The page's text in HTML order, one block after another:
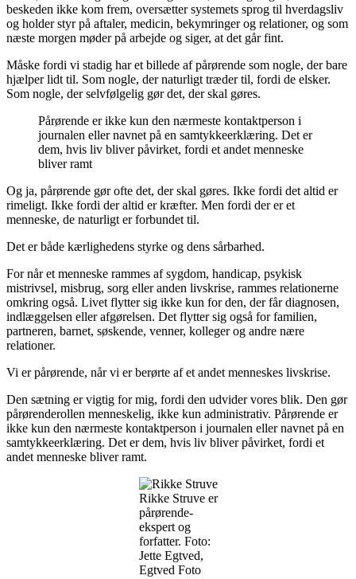
beskeden ikke kom frem, oversætter systemets sprog til hverdagsliv
og holder styr på aftaler, medicin, bekymringer og relationer, og som
næste morgen møder på arbejde og siger, at det går fint.
Måske fordi vi stadig har et billede af pårørende som nogle, der bare
hjælper lidt til. Som nogle, der naturligt træder til, fordi de elsker.
Som nogle, der selvfølgelig gør det, der skal gøres.
Pårørende er ikke kun den nærmeste kontaktperson i
journalen eller navnet på en samtykkeerklæring. Det er
dem, hvis liv bliver påvirket, fordi et andet menneske
bliver ramt
Og ja, pårørende gør ofte det, der skal gøres. Ikke fordi det altid er
rimeligt. Ikke fordi der altid er kræfter. Men fordi der er et
menneske, de naturligt er forbundet til.
Det er både kærlighedens styrke og dens sårbarhed.
For når et menneske rammes af sygdom, handicap, psykisk
mistrivsel, misbrug, sorg eller anden livskrise, rammes relationerne
omkring også. Livet flytter sig ikke kun for den, der får diagnosen,
indlæggelsen eller afgørelsen. Det flytter sig også for familien,
partneren, barnet, søskende, venner, kolleger og andre nære
relationer.
Vi er pårørende, når vi er berørte af et andet menneskes livskrise.
Den sætning er vigtig for mig, fordi den udvider vores blik. Den gør
pårørenderollen menneskelig, ikke kun administrativ. Pårørende er
ikke kun den nærmeste kontaktperson i journalen eller navnet på en
samtykkeerklæring. Det er dem, hvis liv bliver påvirket, fordi et
andet menneske bliver ramt.
Rikke Struve er
pårørende-
ekspert og
forfatter. Foto:
Jette Egtved,
Egtved Foto